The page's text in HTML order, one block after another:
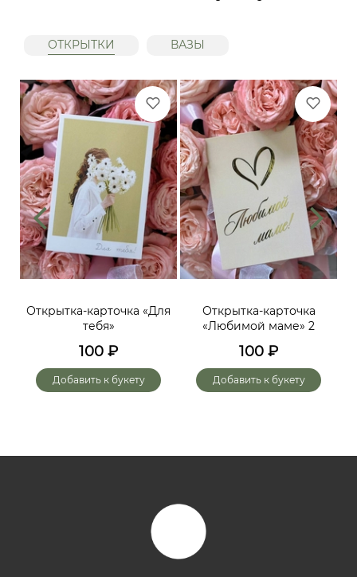
ОТКРЫТКИ ВАЗЫ
Открытка-карточка «Для
тебя»
100 ₽
Добавить к букету
Открытка-карточка
«Любимой маме» 2
100 ₽
Добавить к букету